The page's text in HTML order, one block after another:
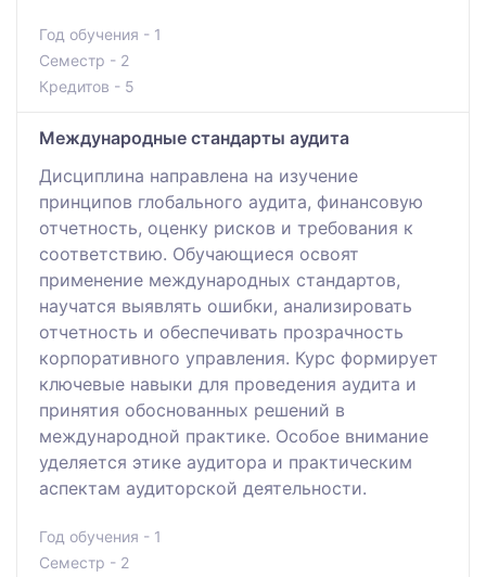
Год обучения - 1
Семестр - 2
Кредитов - 5
Международные стандарты аудита
Дисциплина направлена на изучение
принципов глобального аудита, финансовую
отчетность, оценку рисков и требования к
соответствию. Обучающиеся освоят
применение международных стандартов,
научатся выявлять ошибки, анализировать
отчетность и обеспечивать прозрачность
корпоративного управления. Курс формирует
ключевые навыки для проведения аудита и
принятия обоснованных решений в
международной практике. Особое внимание
уделяется этике аудитора и практическим
аспектам аудиторской деятельности.
Год обучения - 1
Семестр - 2